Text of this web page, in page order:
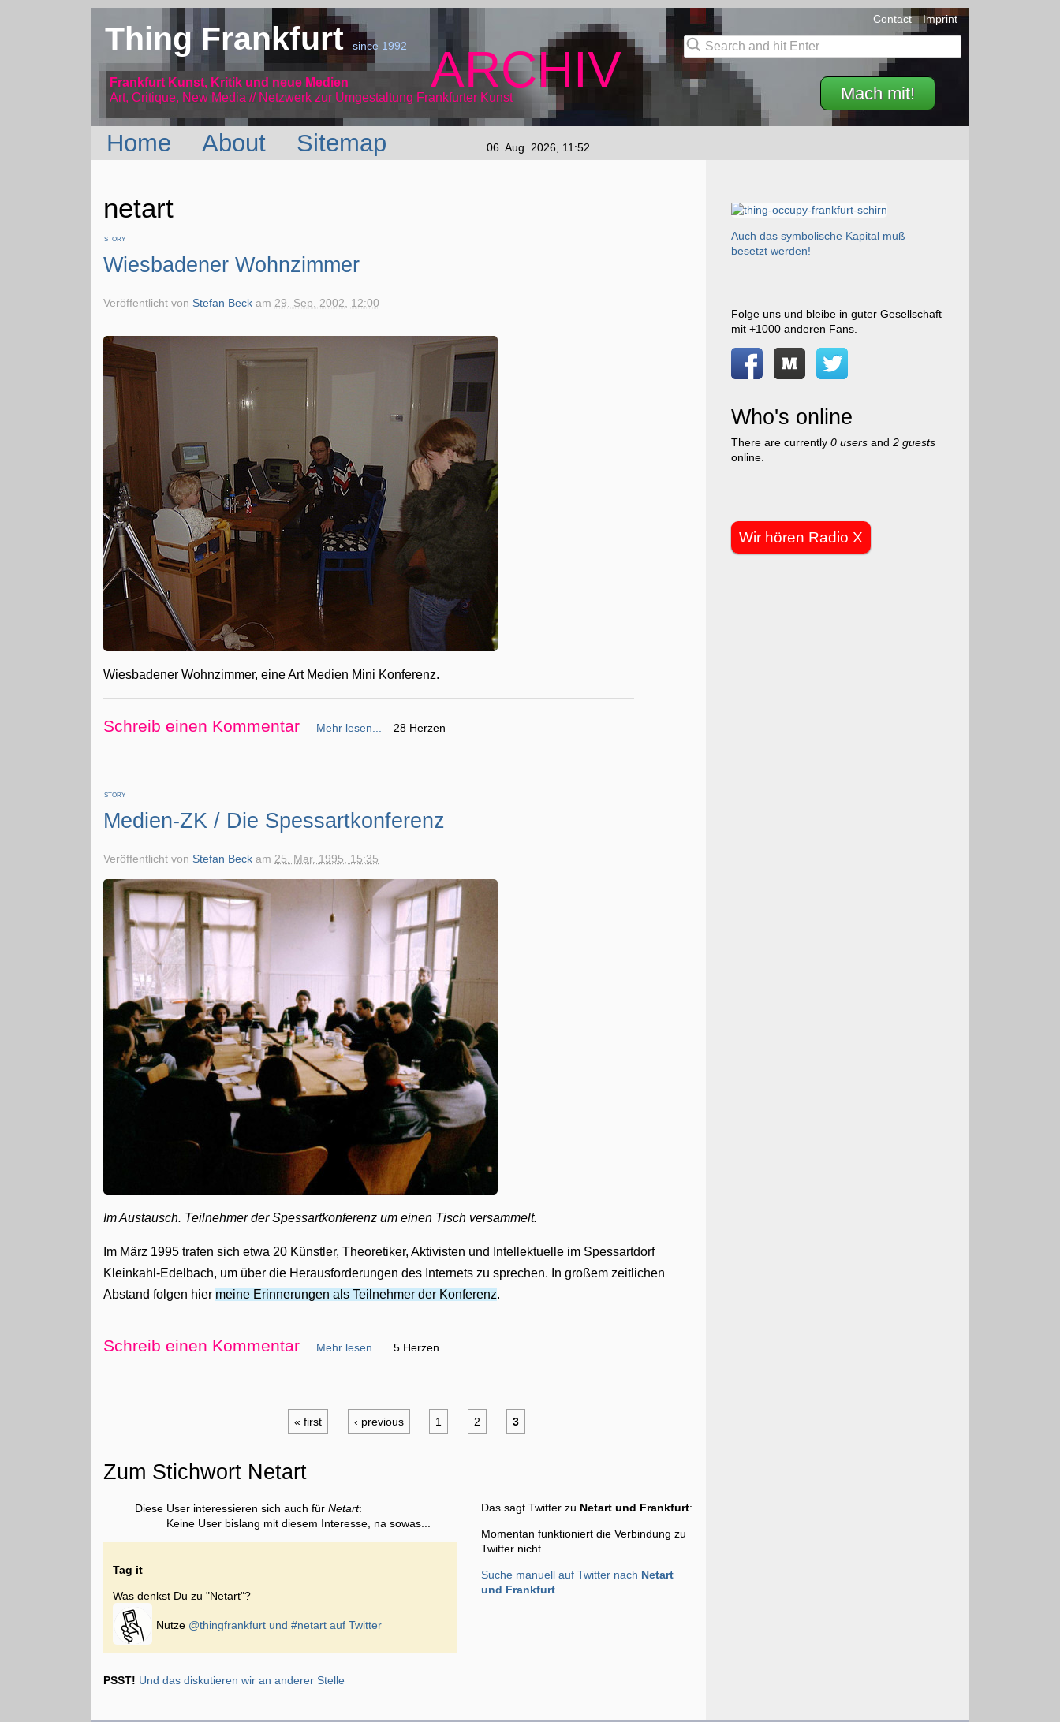
Thing Frankfurtsince 1992
Frankfurt Kunst, Kritik und neue Medien
Art, Critique, New Media // Netzwerk
ARCHIV
zur Umgestaltung Frankfurter Kunst Mach mit!
Contact Imprint
Home About Sitemap 06. Aug. 2026, 11:52
netart
STORY
Wiesbadener Wohnzimmer
Veröffentlicht vonStefan Beck am29. Sep. 2002, 12:00
Wiesbadener Wohnzimmer, eine Art Medien Mini Konferenz.
Schreib einen Kommentar Mehr lesen... 28 Herzen
STORY
Medien-ZK / Die Spessartkonferenz
Veröffentlicht vonStefan Beck am25. Mar. 1995, 15:35
Im Austausch. Teilnehmer der Spessartkonferenz um einen Tisch versammelt.
Im März 1995 trafen sich etwa 20 Künstler, Theoretiker, Aktivisten und Intellektuelle im Spessartdorf
Kleinkahl-Edelbach, um über die Herausforderungen des Internets zu sprechen. In großem zeitlichen
Abstand folgen hier meine Erinnerungen als Teilnehmer der Konferenz.
Schreib einen Kommentar Mehr lesen... 5 Herzen
« first ‹ previous 1 2 3
Zum Stichwort Netart
Diese User interessieren sich auch fürNetart:
Keine User bislang mit diesem Interesse, na sowas...
Tag it
Was denkst Du zu "Netart"?
Nutze @thingfrankfurt und#netart auf Twitter
Das sagt Twitter zu Netart und Frankfurt:
Momentan funktioniert die Verbindung zu
Twitter nicht...
Suche manuell auf Twitter nach Netart
und Frankfurt
PSST! Und das diskutieren wir an anderer Stelle
Auch das symbolische Kapital muß
besetzt werden!
Folge uns und bleibe in guter Gesellschaft
mit +1000 anderen Fans.
Who's online
There are currently 0 usersand 2 guests
online.
Wir hören Radio X